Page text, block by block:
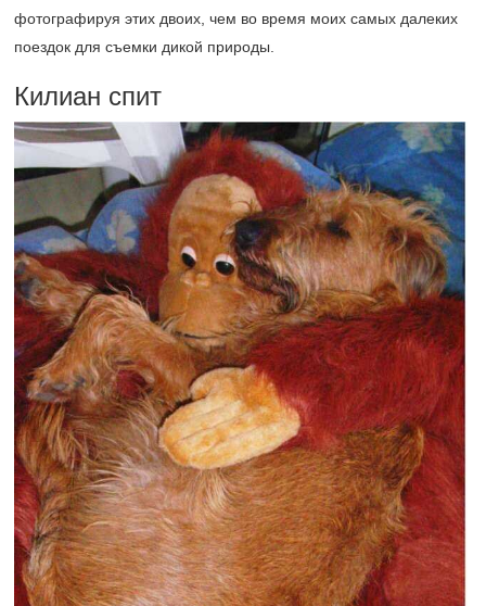
фотографируя этих двоих, чем во время моих самых далеких
поездок для съемки дикой природы.
Килиан спит